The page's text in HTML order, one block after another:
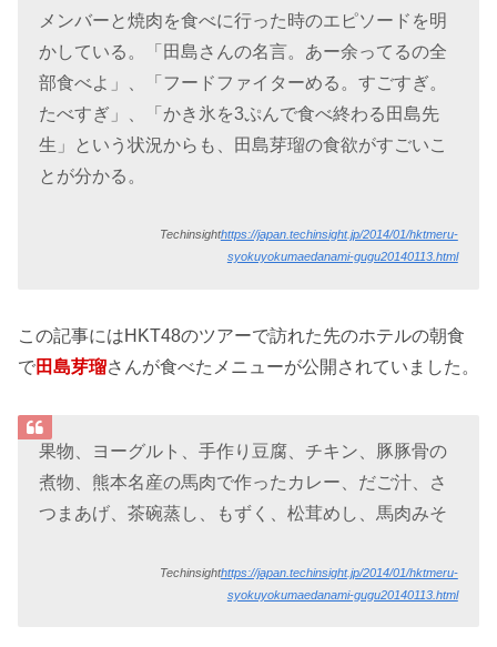
メンバーと焼肉を食べに行った時のエピソードを明
かしている。「田島さんの名言。あー余ってるの全
部食べよ」、「フードファイターめる。すごすぎ。
たべすぎ」、「かき氷を3ぷんで食べ終わる田島先
生」という状況からも、田島芽瑠の食欲がすごいこ
とが分かる。
Techinsighthttps://japan.techinsight.jp/2014/01/hktmeru-
syokuyokumaedanami-gugu20140113.html
この記事にはHKT48のツアーで訪れた先のホテルの朝食
で田島芽瑠さんが食べたメニューが公開されていました。
果物、ヨーグルト、手作り豆腐、チキン、豚豚骨の
煮物、熊本名産の馬肉で作ったカレー、だご汁、さ
つまあげ、茶碗蒸し、もずく、松茸めし、馬肉みそ
Techinsighthttps://japan.techinsight.jp/2014/01/hktmeru-
syokuyokumaedanami-gugu20140113.html